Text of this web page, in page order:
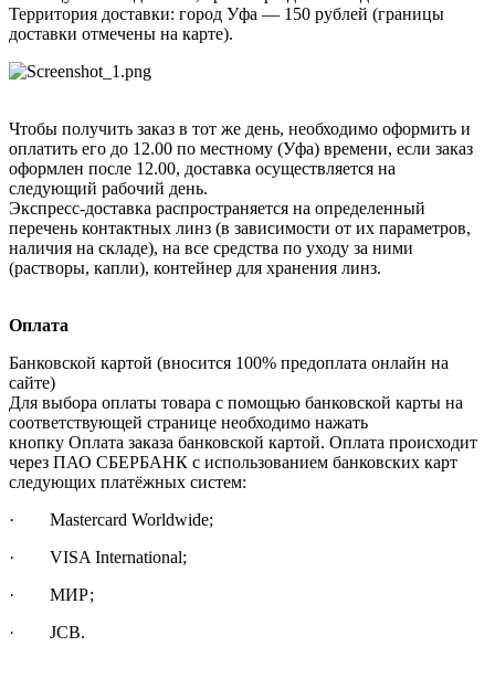
Территория доставки: город Уфа — 150 рублей (границы
доставки отмечены на карте).
Чтобы получить заказ в тот же день, необходимо оформить и
оплатить его до 12.00 по местному (Уфа) времени, если заказ
оформлен после 12.00, доставка осуществляется на
следующий рабочий день.
Экспресс-доставка распространяется на определенный
перечень контактных линз (в зависимости от их параметров,
наличия на складе), на все средства по уходу за ними
(растворы, капли), контейнер для хранения линз.
Оплата
Банковской картой (вносится 100% предоплата онлайн на
сайте)
Для выбора оплаты товара с помощью банковской карты на
соответствующей странице необходимо нажать
кнопку Оплата заказа банковской картой. Оплата происходит
через ПАО СБЕРБАНК с использованием банковских карт
следующих платёжных систем:
· Mastercard Worldwide;
· VISA International;
· МИР;
· JCB.